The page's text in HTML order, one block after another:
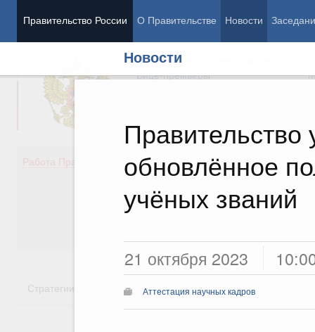
Правительство России О Правительстве Новости
Новости
Правительство
обновлённое
учёных званий
21 октября 2023
Аттестация научных кадров
Председатель Правительства
Вице-премьеры
Работа Правительства
Демография
Здоровье
Культура
Стратегии Государственные программы